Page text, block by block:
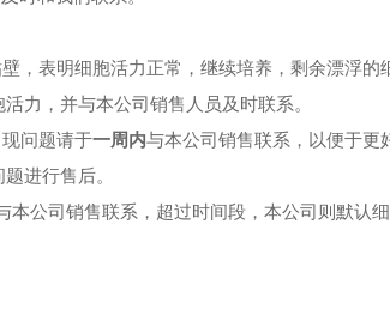
，表明细胞活力正常， 继续培养， 剩余漂浮的
活力 ， 并与本公司销售人员及时联系。
问题请于一周内与本公司销售联系，以便于更
题进行售后。
本公司销售联系，超过时间段， 本公司则默认